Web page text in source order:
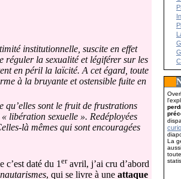
institutionnelle, suscite en effet
réguler la sexualité et légiférer sur les
en péril la laïcité. A cet égard, toute
à la bruyante et ostensible fuite en
qu’elles sont le fruit de frustrations
libération sexuelle ». Redéployées
là mêmes qui sont encouragées
c’est daté du 1eravril, j’ai cru d’abord
, qui se livre à une attaque
La